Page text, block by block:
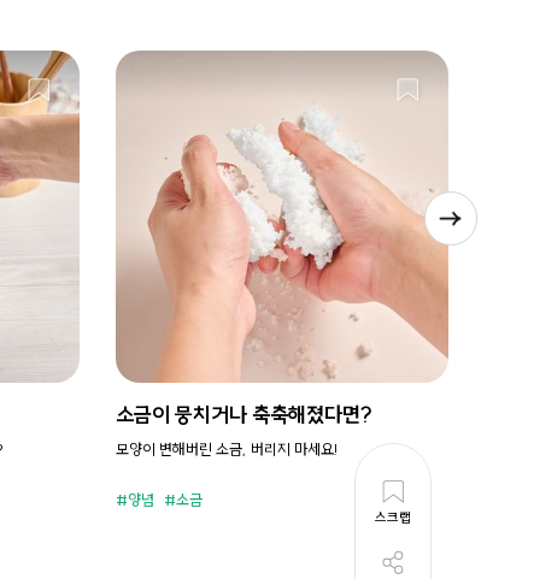
스크랩
소금이 뭉치거나 축축해졌다면?
모양이 변해버린 소금, 버리지 마세요!
양념 소금